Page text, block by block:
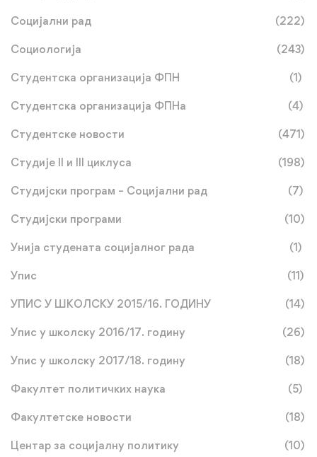
Социјални рад (222)
Социологија (243)
Студентска организација ФПН (1)
Студентска организација ФПНа (4)
Студентске новости (471)
Студије II и III циклуса (198)
Студијски програм – Социјални рад (7)
Студијски програми (10)
Унија студената социјалног рада (1)
Упис (11)
УПИС У ШКОЛСКУ 2015/16. ГОДИНУ (14)
Упис у школску 2016/17. годину (26)
Упис у школску 2017/18. годину (18)
Факултет политичких наука (5)
Факултетске новости (18)
Центар за социјалну политику (10)